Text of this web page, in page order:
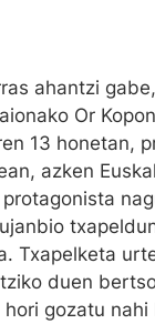
ahantzi
Or
13 honetan,
azken
Txapelketa
duen
gozatu